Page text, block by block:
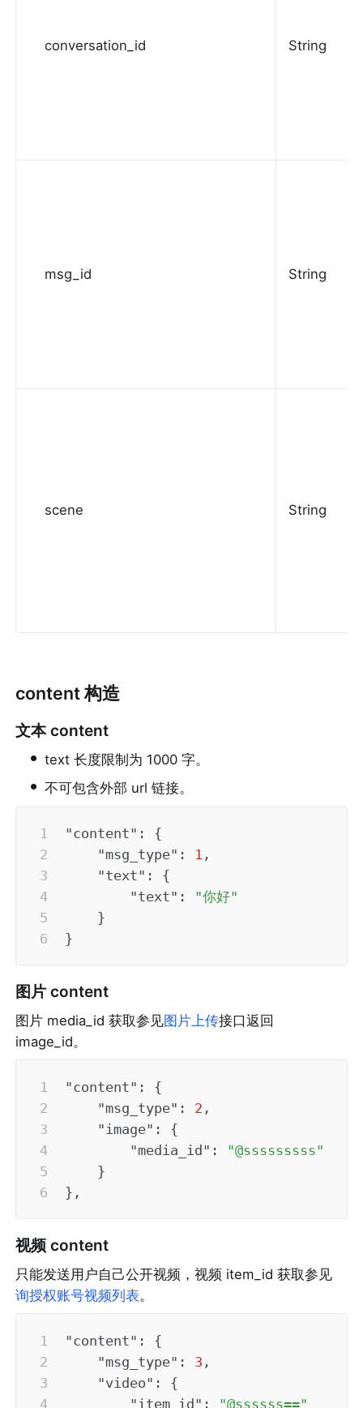
conversation_id String
msg_id String
scene String
content 构造
文本 content
• text 长度限制为 1000 字。
• 不可包含外部 url 链接。
"content" :
{
"msg_type" : 1 ,
"text" :
{
"text" :
"你好"
}
}
图片 content
图片 media_id 获取参见图片上传接口返回
image_id。
"content" :
{
"msg_type" : 2 ,
"image" :
{
"media_id" :
"@sssssssss"
}
} ,
视频 content
询授权账号视频列表。
"content" :
{
"msg_type" : 3 ,
"video" :
{
"item_id" : "@ssssss=="